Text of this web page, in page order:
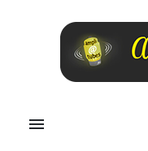
